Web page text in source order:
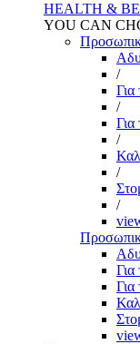
HEALTH &
YOU CAN
/
Για
/
Για
/
/
/
Για
Για